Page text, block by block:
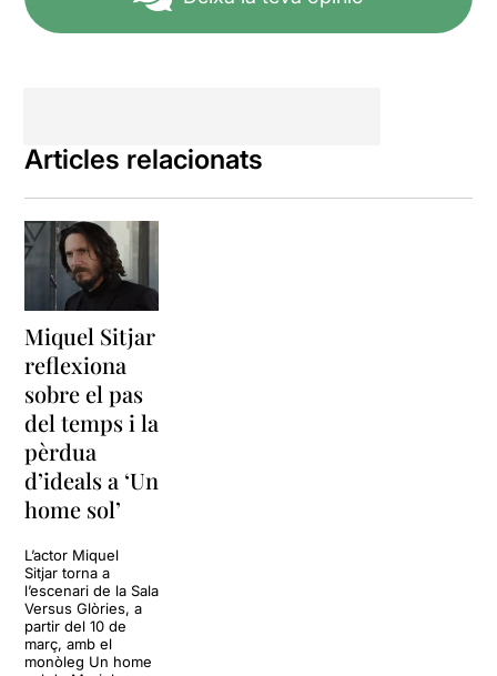
sobre les ideologies, sobre
el poder, la submissió i la
als problemes actuals. La
Articles relacionats
Miquel Sitjar
reflexiona
sobre el pas
del temps i la
pèrdua
d’ideals a ‘Un
home sol’
L’actor Miquel
Sitjar torna a
l’escenari de la Sala
Versus Glòries, a
partir del 10 de
març, amb el
monòleg Un home